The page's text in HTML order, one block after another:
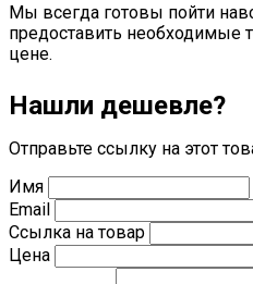
Мы всегда готовы пойти
предоставить необходимые
цене.
Нашли дешевле?
Отправьте ссылку на этот
Имя
Email
Ссылка на товар
Цена